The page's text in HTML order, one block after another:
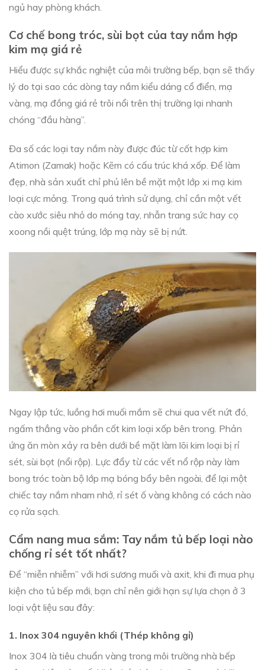
ngủ hay phòng khách.
Cơ chế bong tróc, sùi bọt của tay nắm hợp
kim mạ giá rẻ
Hiểu được sự khắc nghiệt của môi trường bếp, bạn sẽ thấy
lý do tại sao các dòng tay nắm kiểu dáng cổ điển, mạ
vàng, mạ đồng giá rẻ trôi nổi trên thị trường lại nhanh
chóng “đầu hàng”.
Đa số các loại tay nắm này được đúc từ cốt hợp kim
Atimon (Zamak) hoặc Kẽm có cấu trúc khá xốp. Để làm
đẹp, nhà sản xuất chỉ phủ lên bề mặt một lớp xi mạ kim
loại cực mỏng. Trong quá trình sử dụng, chỉ cần một vết
cào xước siêu nhỏ do móng tay, nhẫn trang sức hay cọ
xoong nồi quệt trúng, lớp mạ này sẽ bị nứt.
Ngay lập tức, luồng hơi muối mắm sẽ chui qua vết nứt đó,
ngấm thẳng vào phần cốt kim loại xốp bên trong. Phản
ứng ăn mòn xảy ra bên dưới bề mặt làm lõi kim loại bị rỉ
sét, sùi bọt (nổi rộp). Lực đẩy từ các vết nổ rộp này làm
bong tróc toàn bộ lớp mạ bóng bẩy bên ngoài, để lại một
chiếc tay nắm nham nhở, rỉ sét ố vàng không có cách nào
cọ rửa sạch.
Cẩm nang mua sắm: Tay nắm tủ bếp loại nào
chống rỉ sét tốt nhất?
Để “miễn nhiễm” với hơi sương muối và axit, khi đi mua phụ
kiện cho tủ bếp mới, bạn chỉ nên giới hạn sự lựa chọn ở 3
loại vật liệu sau đây:
1. Inox 304 nguyên khối (Thép không gỉ)
Inox 304 là tiêu chuẩn vàng trong môi trường nhà bếp